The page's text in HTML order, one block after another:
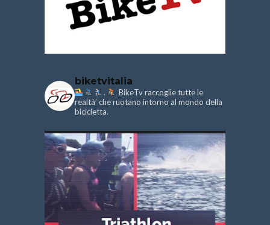
biketvitalia
.
BikeTv raccoglie tutte le
realtà’ che ruotano intorno al mondo della
bicicletta.